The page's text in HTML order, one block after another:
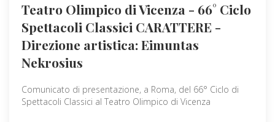
Teatro Olimpico di Vicenza - 66° Ciclo
Spettacoli Classici CARATTERE -
Direzione artistica: Eimuntas
Nekrosius
Comunicato di presentazione, a Roma, del 66° Ciclo di
Spettacoli Classici al Teatro Olimpico di Vicenza